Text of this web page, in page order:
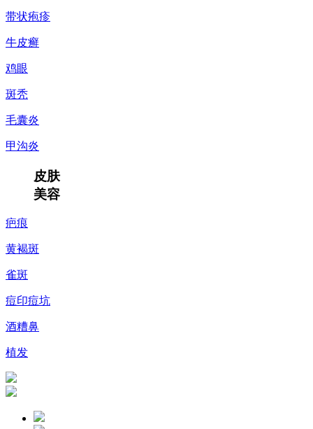
带状疱疹
牛皮癣
鸡眼
斑秃
毛囊炎
甲沟炎
皮肤
美容
疤痕
黄褐斑
雀斑
痘印痘坑
酒糟鼻
植发